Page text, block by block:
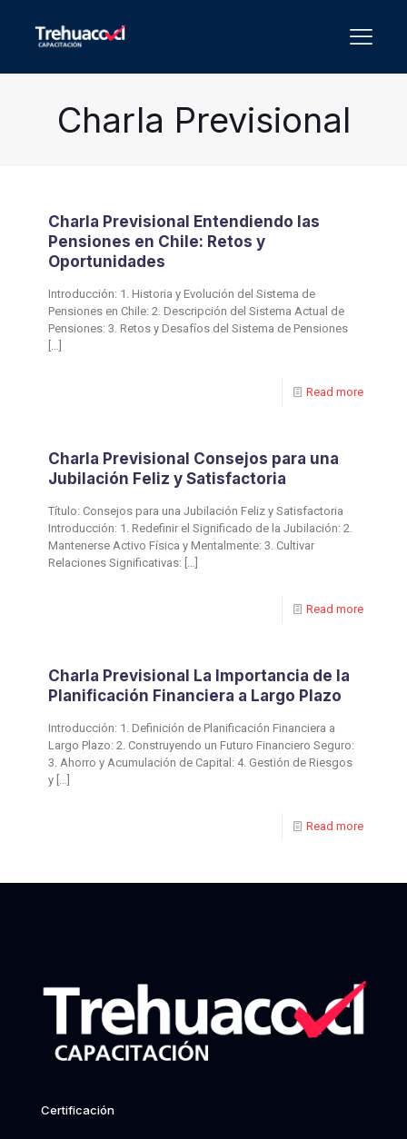
Charla Previsional
Charla Previsional Entendiendo las
Pensiones en Chile: Retos y
Oportunidades
Introducción: 1. Historia y Evolución del Sistema de
Pensiones en Chile: 2. Descripción del Sistema Actual de
Pensiones: 3. Retos y Desafíos del Sistema de Pensiones
Read more
Charla Previsional Consejos para una
Jubilación Feliz y Satisfactoria
Título: Consejos para una Jubilación Feliz y Satisfactoria
Introducción: 1. Redefinir el Significado de la Jubilación: 2.
Mantenerse Activo Física y Mentalmente: 3. Cultivar
Relaciones Significativas:
Read more
Charla Previsional La Importancia de la
Planificación Financiera a Largo Plazo
Introducción: 1. Definición de Planificación Financiera a
Largo Plazo: 2. Construyendo un Futuro Financiero Seguro:
3. Ahorro y Acumulación de Capital: 4. Gestión de Riesgos
y
Read more
Certificación